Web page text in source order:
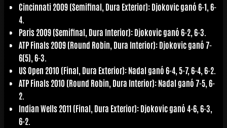
Cincinnati 2009 (Semifinal, Dura Exterior): Djokovic ganó 6-1, 6-
4.
Paris 2009 (Semifinal, Dura Interior): Djokovic ganó 6-2, 6-3.
ATP Finals 2009 (Round Robin, Dura Interior): Djokovic ganó 7-
6(5), 6-3.
US Open 2010 (Final, Dura Exterior): Nadal ganó 6-4, 5-7, 6-4, 6-2.
ATP Finals 2010 (Round Robin, Dura Interior): Nadal ganó 7-5, 6-
2.
Indian Wells 2011 (Final, Dura Exterior): Djokovic ganó 4-6, 6-3,
6-2.